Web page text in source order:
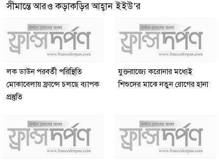
সীমান্তে আরও কড়াকড়ির আহ্বান ইইউ’র
লক ডাউন পরবর্তী পরিস্থিতি
মোকাবেলায় ফ্রান্সে চলছে ব্যাপক
প্রস্তুতি
যুক্তরাজ্যে করোনার মধ্যেই
শিশুদের মাঝে নতুন রোগের হানা